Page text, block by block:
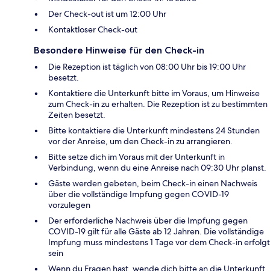
Der Check-out ist um 12:00 Uhr
Kontaktloser Check-out
Besondere Hinweise für den Check-in
Die Rezeption ist täglich von 08:00 Uhr bis 19:00 Uhr
besetzt.
Kontaktiere die Unterkunft bitte im Voraus, um Hinweise
zum Check-in zu erhalten. Die Rezeption ist zu bestimmten
Zeiten besetzt.
Bitte kontaktiere die Unterkunft mindestens 24 Stunden
vor der Anreise, um den Check-in zu arrangieren.
Bitte setze dich im Voraus mit der Unterkunft in
Verbindung, wenn du eine Anreise nach 09:30 Uhr planst.
Gäste werden gebeten, beim Check-in einen Nachweis
über die vollständige Impfung gegen COVID-19
vorzulegen
Der erforderliche Nachweis über die Impfung gegen
COVID-19 gilt für alle Gäste ab 12 Jahren. Die vollständige
Impfung muss mindestens 1 Tage vor dem Check-in erfolgt
sein
Wenn du Fragen hast, wende dich bitte an die Unterkunft.